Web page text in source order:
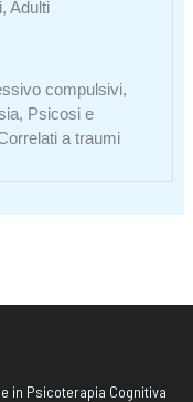
Adulti
compulsivi,
Psicosi e
a traumi
in Psicoterapia Cognitiva